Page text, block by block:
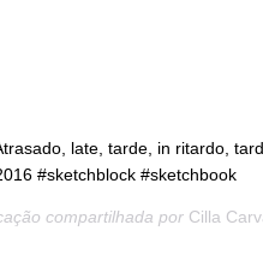
late, tarde, in ritardo,
#sketchblock #sketchbook
compartilhada por Cilla